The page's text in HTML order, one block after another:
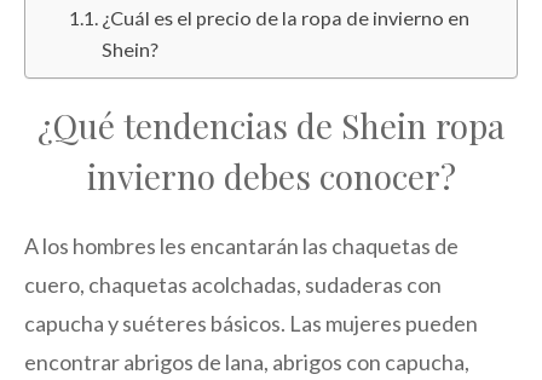
¿Cuál es el precio de la ropa de invierno en
Shein?
¿Qué tendencias de Shein ropa
invierno debes conocer?
A los hombres les encantarán las chaquetas de
cuero, chaquetas acolchadas, sudaderas con
capucha y suéteres básicos. Las mujeres pueden
encontrar abrigos de lana, abrigos con capucha,